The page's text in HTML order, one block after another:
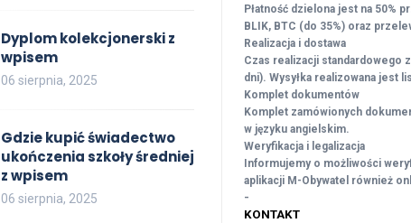
Płatność dzielona jest na 50%
BLIK, BTC (do 35%) oraz
Realizacja i dostawa
Czas realizacji standardowego
dni). Wysyłka realizowana jest
Komplet dokumentów
Komplet zamówionych
w języku angielskim.
Weryfikacja i legalizacja
Informujemy o możliwości
aplikacji M-Obywatel również
-
KONTAKT
Dyplom kolekcjonerski z
wpisem
06 sierpnia, 2025
Gdzie kupić świadectwo
ukończenia szkoły średniej
z wpisem
06 sierpnia, 2025